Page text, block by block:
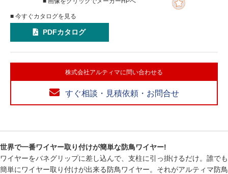
■ 今すぐカタログを見る
PDFカタログ
株式会社アルティマに問い合わせる
すぐ相談・見積依頼・お問合せ
世界で一番ワイヤー取り付けが簡単な防鳥ワイヤー!
ワイヤーをバネグリップに差し込んで、支柱に引っ掛けるだけ。誰でも
簡単にワイヤー取り付けが出来る防鳥ワイヤー。それがアルティマ防鳥